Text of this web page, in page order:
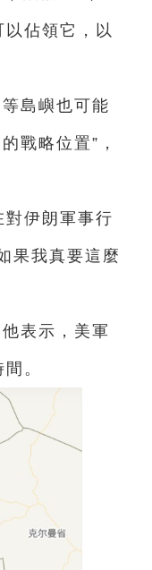
佔領它，以
島嶼也可能
戰略位置”，
伊朗軍事行
果我真要這麼
表示，美軍
。